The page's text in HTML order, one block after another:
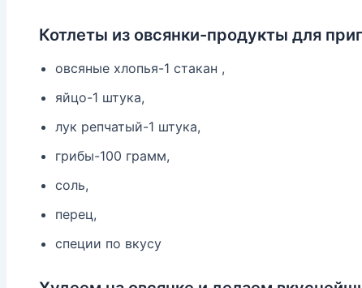
Котлеты из овсянки-продукты для
овсяные хлопья-1 стакан ,
яйцо-1 штука,
лук репчатый-1 штука,
грибы-100 грамм,
соль,
перец,
специи по вкусу